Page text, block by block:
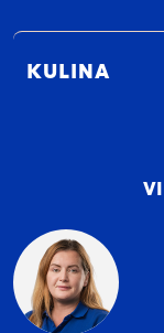
KULINA
VI